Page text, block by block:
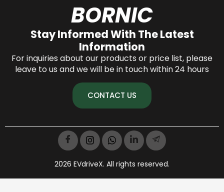
BORNIC
Stay Informed With The Latest
Information
For inquiries about our products or price list, please
leave to us and we will be in touch within 24 hours
CONTACT US
2026 EVdriveX. All rights reserved.